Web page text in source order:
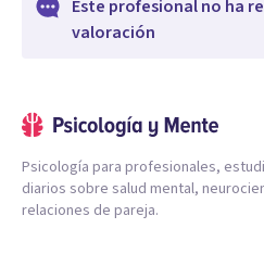
resiliencia y construir una vida
Este profesional no ha
valoración
Psicología para profesionales,
diarios sobre salud mental,
relaciones de pareja.